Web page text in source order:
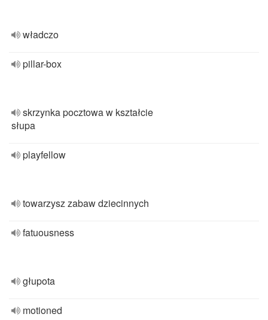
władczo
pillar-box
skrzynka pocztowa w kształcie
słupa
playfellow
towarzysz zabaw dziecinnych
fatuousness
głupota
motioned